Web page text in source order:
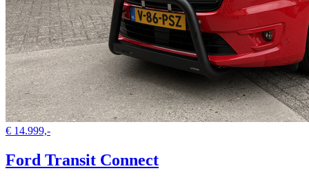
€ 14.999,-
Ford Transit Connect